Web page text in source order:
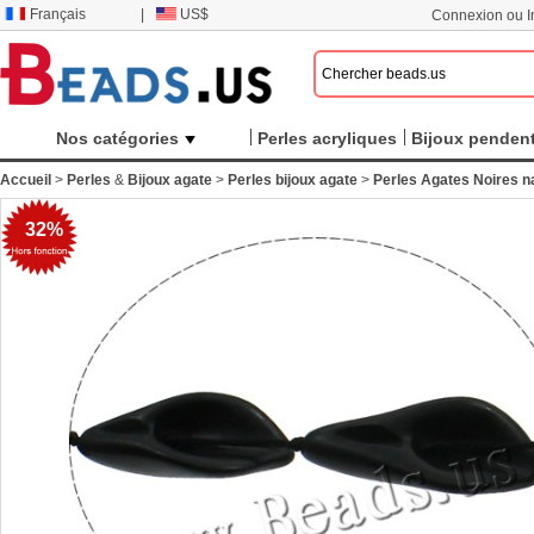
Français US$ Connexion ou
Nos catégories Perles acryliques Bijoux
Accueil > Perles & Bijoux agate > Perles bijoux agate > Perles Agates Noires
32%